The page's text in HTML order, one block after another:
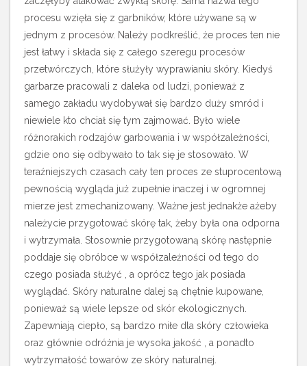
procesu wzięła się z garbników, które używane są w
jednym z procesów. Należy podkreślić, że proces ten nie
jest łatwy i składa się z całego szeregu procesów
przetwórczych, które służyły wyprawianiu skóry. Kiedyś
garbarze pracowali z daleka od ludzi, ponieważ z
samego zakładu wydobywał się bardzo duży smród i
niewiele kto chciał się tym zajmować. Było wiele
różnorakich rodzajów garbowania i w współzależności,
gdzie ono się odbywało to tak się je stosowało. W
teraźniejszych czasach cały ten proces ze stuprocentową
pewnością wygląda już zupełnie inaczej i w ogromnej
mierze jest zmechanizowany. Ważne jest jednakże ażeby
należycie przygotować skórę tak, żeby była ona odporna
i wytrzymała. Stosownie przygotowaną skórę następnie
poddaje się obróbce w współzależności od tego do
czego posiada służyć , a oprócz tego jak posiada
wyglądać. Skóry naturalne dalej są chętnie kupowane,
ponieważ są wiele lepsze od skór ekologicznych.
Zapewniają ciepło, są bardzo miłe dla skóry człowieka
oraz głównie odróżnia je wysoka jakość , a ponadto
wytrzymałość towarów ze skóry naturalnej.